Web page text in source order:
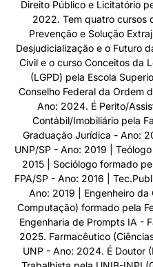
Direito Público e Licitatório
2022. Tem quatro cursos
Prevenção e Solução
Desjudicialização e o Futuro
Civil e o curso Conceitos da
(LGPD) pela Escola
Conselho Federal da Ordem
Ano: 2024. É Perito/
Contábil/Imobiliário pela
Graduação Jurídica - Ano:
UNP/SP - Ano: 2019 |
2015 | Sociólogo formado
FPA/SP - Ano: 2016 |
Ano: 2019 | Engenheiro
Computação) formado pela
Engenharia de Prompts IA -
2025. Farmacêutico
UNP - Ano: 2024. É Doutor